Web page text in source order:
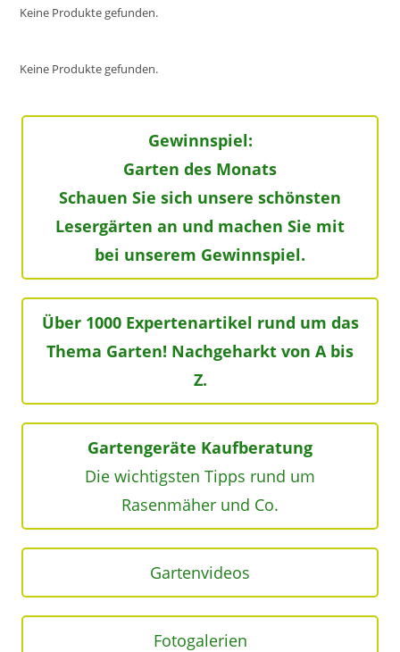
Keine Produkte gefunden.
Keine Produkte gefunden.
Gewinnspiel:
Garten des Monats
Schauen Sie sich unsere schönsten
Lesergärten an und machen Sie mit
bei unserem Gewinnspiel.
Über 1000 Expertenartikel rund um das
Thema Garten! Nachgeharkt von A bis
Z.
Gartengeräte Kaufberatung
Die wichtigsten Tipps rund um
Rasenmäher und Co.
Gartenvideos
Fotogalerien